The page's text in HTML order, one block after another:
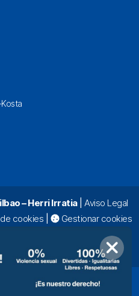
– Herri Irratia| Aviso Legal
cookies
Gestionar cookies
|
|